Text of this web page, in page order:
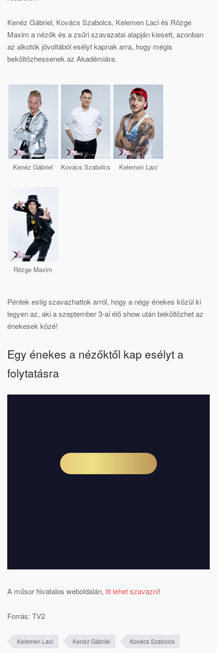
Kenéz Gábriel, Kovács Szabolcs, Kelemen Laci és Rözge
Maxim a nézők és a zsűri szavazatai alapján kiesett, azonban
az alkotók jóvoltából esélyt kapnak arra, hogy mégis
beköltözhessenek az Akadémiára.
Kenéz Gábriel Kovács Szabolcs Kelemen Laci
Rözge Maxim
Péntek estig szavazhattok arról, hogy a négy énekes közül ki
legyen az, aki a szeptember 3-ai élő show után beköltözhet az
énekesek közé!
Egy énekes a nézőktől kap esélyt a
folytatásra
A műsor hivatalos weboldalán, itt lehet szavazni!
Forrás: TV2
Kelemen Laci Kenéz Gábriel Kovács Szabolcs